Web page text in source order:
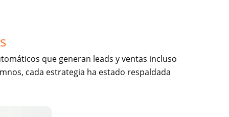
que generan leads y ventas incluso
cada estrategia ha estado respaldada